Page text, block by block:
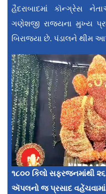
હૈદરાબાદમાં કૉન્ગ્રેસ
ગણેશજી રાજ્યના મુખ્ય
બિરાજ્યા છે. પંડાલને થીમ
૧૮૦૦ કિલો સફરજનમાંથી
ઍપલનો જ પ્રસાદ